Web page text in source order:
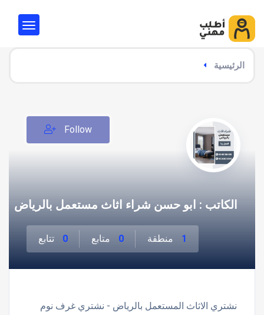
الرئيسية
الكاتب : ابو حسن شراء اثاث مستعمل بالرياض
1 منطقة 0 متابع 0 تتابع
Follow
نشتري الاثاث المستعمل بالرياض - نشتري غرف نوم